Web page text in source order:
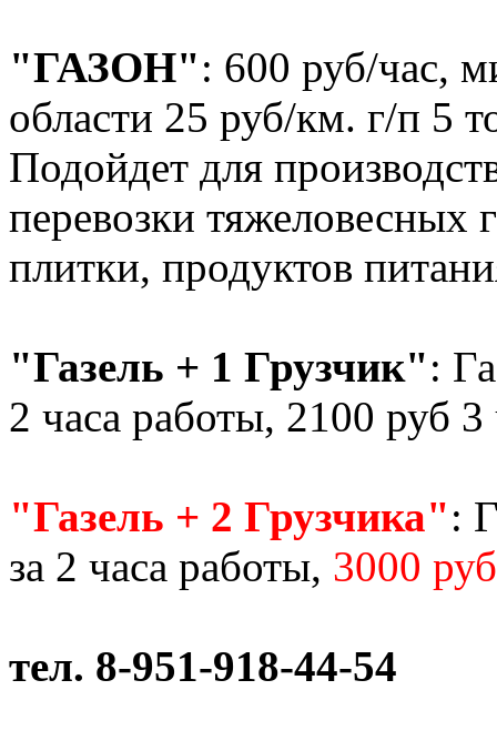
"ГАЗОН": 600 руб/час,
области 25 руб/км. г/п 5
Подойдет для
перевозки тяжеловесных
плитки, продуктов
"Газель + 1 Грузчик":
2 часа работы, 2100 руб 3
"Газель + 2 Грузчика":
за 2 часа работы, 3000 руб
тел. 8-951-918-44-54